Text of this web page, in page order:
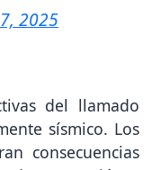
2025
del llamado
sísmico. Los
consecuencias